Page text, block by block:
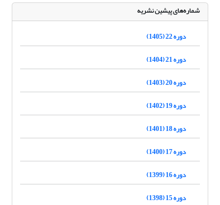
شماره‌های پیشین نشریه
دوره 22 (1405)
دوره 21 (1404)
دوره 20 (1403)
دوره 19 (1402)
دوره 18 (1401)
دوره 17 (1400)
دوره 16 (1399)
دوره 15 (1398)